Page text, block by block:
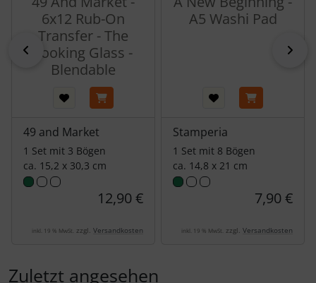
zurück
6x12 Rub-On
Transfer - The
Looking Glass -
Blendable
49 and Market
1 Set mit 3 Bögen
ca. 15,2 x 30,3 cm
12,90 €
inkl. 19 % MwSt. zzgl. Versandkosten
A5 Washi Pad
Stamperia
1 Set mit 8 Bögen
ca. 14,8 x 21 cm
7,90 €
inkl. 19 % MwSt. zzgl. Versandkosten
Zuletzt angesehen